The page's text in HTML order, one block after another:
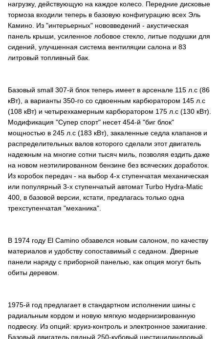
нагрузку, действующую на каждое колесо. Передние дисковые
тормоза входили теперь в базовую конфигурацию всех Эль
Камино. Из "интерьерных" нововведений - акустическая
панель крыши, усиленное лобовое стекло, литые подушки для
сидений, улучшенная система вентиляции салона и 83
литровый топливный бак.
Базовый small 307-й блок теперь имеет в арсенале 115 л.с (86
кВт), а варианты 350-го со сдвоенным карбюратором 145 л.с
(108 кВт) и четырехкамерным карбюратором 175 л.с (130 кВт).
Модификация "Супер спорт" несет 454-й "биг блок"
мощностью в 245 л.с (183 кВт), закаленные седла клапанов и
распределительных валов которого сделали этот двигатель
надежным на многие сотни тысяч миль, позволяя ездить даже
на новом неэтилированном бензине без всяческих доработок.
Из коробок передач - на выбор 4-х ступенчатая механическая
или популярный 3-х ступенчатый автомат Turbo Hydra-Matic
400, в базовой версии, кстати, предлагась только одна
трехступенчатая "механика".
В 1974 году El Camino обзавелся новым салоном, по качеству
материалов и удобству сопоставимый с седаном. Дверные
панели наряду с приборной панелью, как опция могут быть
обиты деревом.
1975-й год предлагает в стандартном исполнении шины с
радиальным кордом и новую мягкую модернизированную
подвеску. Из опций: круиз-контроль и электронное зажигание.
Базовый двигатель рядный 250-кубовый шестицилиндровый,